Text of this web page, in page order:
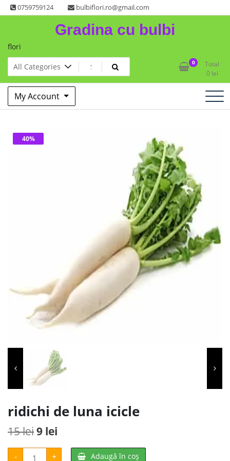
Skip
to
0759759124 bulbiflori.ro@gmail.com
Gradina cu bulbi
flori
0
Total
0 lei
My Account
40%
ridichi de luna icicle
15leiPrețul
inițial
9 lei
curent
-
Cantitate
ridichi + Adaugă în coș